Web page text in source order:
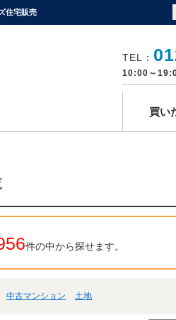
住宅販売
TEL：
10:00～
買い
件の中から探せます。
中古マンション 土地